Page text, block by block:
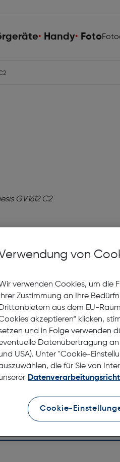
Handy Foto
von
verwenden Cookies, um die
Ihrer Zustimmung an Ihre
Drittanbietern aus dem EU-
akzeptieren“ klicken,
und in Folge verwenden
Datenübertragung
USA). Unter "Cookie-
die für Sie von
Cookie-